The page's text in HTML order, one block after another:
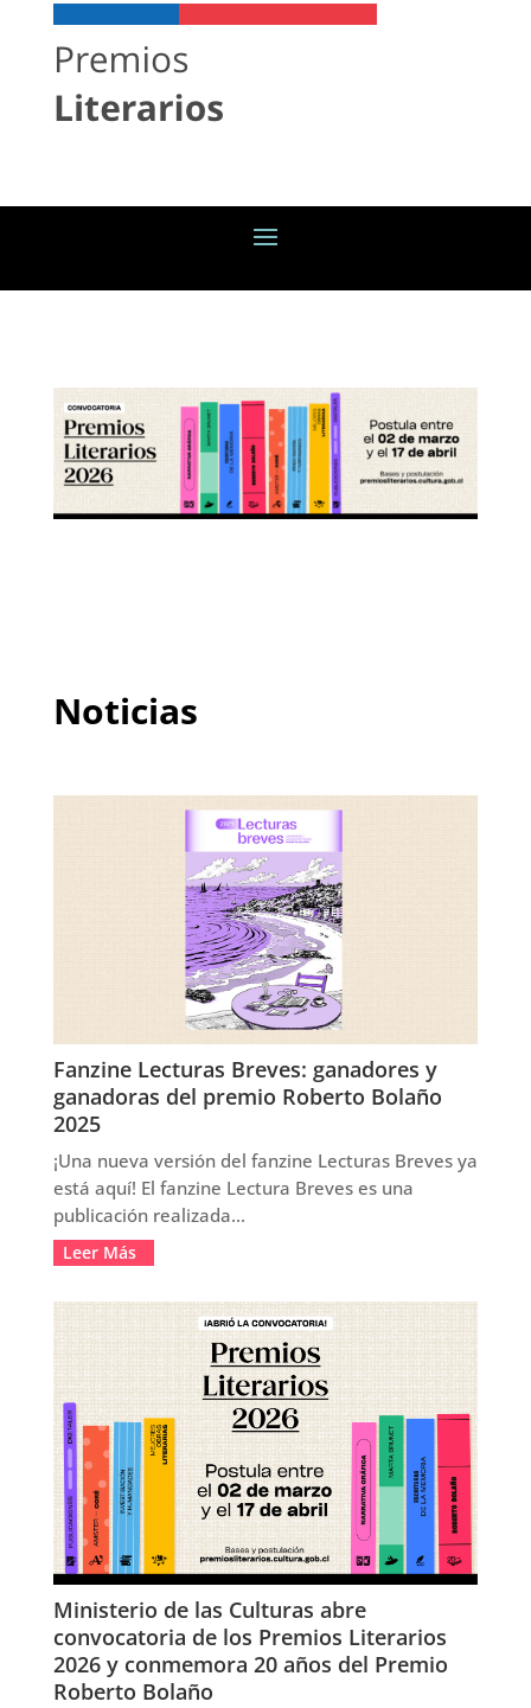
Noticias
Fanzine Lecturas Breves: ganadores y
ganadoras del premio Roberto Bolaño
2025
¡Una nueva versión del fanzine Lecturas Breves ya
está aquí! El fanzine Lectura Breves es una
publicación realizada...
Leer Más
Ministerio de las Culturas abre
convocatoria de los Premios Literarios
2026 y conmemora 20 años del Premio
Roberto Bolaño